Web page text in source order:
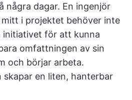
några dagar. En ingenjör
mitt i projektet behöver inte
initiativet för att kunna
omfattningen av sin
och börjar arbeta.
skapar en liten, hanterbar